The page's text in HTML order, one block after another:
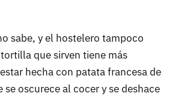
sabe, y el hostelero tampoco
que sirven tiene más
hecha con patata francesa de
oscurece al cocer y se deshace